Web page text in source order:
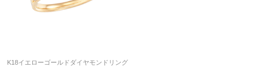
K18イエローゴールドダイヤモンドリング